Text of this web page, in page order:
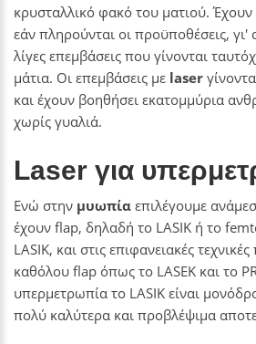
κρυσταλλικό φακό του ματιού. Έχουν
εάν πληρούνται οι προϋποθέσεις, γι'
λίγες επεμβάσεις που γίνονται
μάτια. Οι επεμβάσεις με laser
και έχουν βοηθήσει εκατομμύρια
χωρίς γυαλιά.
Laser για
Ενώ στην μυωπία επιλέγουμε
έχουν flap, δηλαδή το LASIK ή το
LASIK, και στις επιφανειακές
καθόλου flap όπως το LASEK και το
υπερμετρωπία το LASIK είναι
πολύ καλύτερα και προβλέψιμα